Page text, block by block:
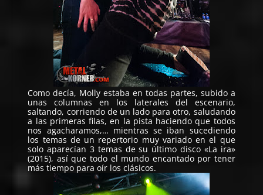
Como decía, Molly estaba en todas partes, subido a
unas columnas en los laterales del escenario,
saltando, corriendo de un lado para otro, saludando
a las primeras filas, en la pista haciendo que todos
nos agacharamos,… mientras se iban sucediendo
los temas de un repertorio muy variado en el que
solo aparecían 3 temas de su último disco «La ira»
(2015), así que todo el mundo encantado por tener
más tiempo para oír los clásicos.